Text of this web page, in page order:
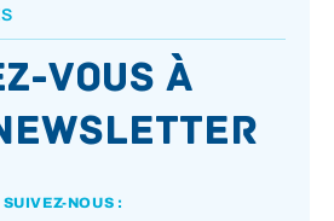
vous à
SUIVEZ-NOUS :